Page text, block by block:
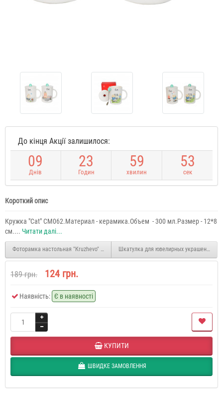
До кінця Акції залишилося:
09
Днів
23
Годин
59
хвилин
53
сек
Короткий опис
Кружка "Cat" CM062.Материал - керамика.Объем - 300 мл.Размер - 12*8
см.... Читати далі...
Фоторамка настольная "Кruzhevo" PR5024
189 грн. 124 грн.
Наявність: Є в наявності
КУПИТИ
ШВИДКЕ ЗАМОВЛЕННЯ